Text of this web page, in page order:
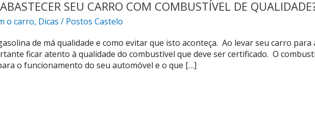
SEU CARRO COM COMBUSTÍVEL DE
o carro, Dicas / Postos Castelo
de má qualidade e como evitar que isto aconteça. Ao levar seu carro para
ficar atento à qualidade do combustível que deve ser certificado. O
o funcionamento do seu automóvel e o que […]